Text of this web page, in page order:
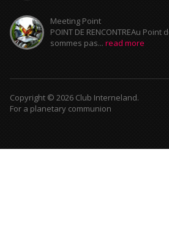
Meeting Point
POINT DE RENCONTREAu
sommes pas... read more
Copyright © 2026 Club Interneland.
For a planetary communion